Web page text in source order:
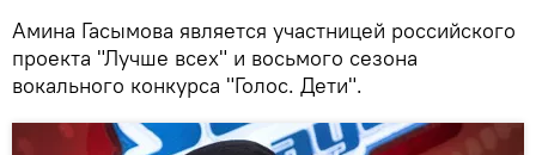
Амина Гасымова является участницей российского
проекта "Лучше всех" и восьмого сезона
вокального конкурса "Голос. Дети".